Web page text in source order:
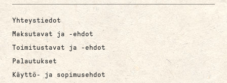
Yhteystiedot
Maksutavat ja -ehdot
Toimitustavat ja -ehdot
Palautukset
Käyttö- ja sopimusehdot